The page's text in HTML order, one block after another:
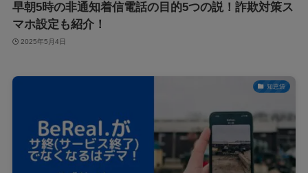
早朝5時の非通知着信電話の目的5つの説！詐欺対策ス
マホ設定も紹介！
2025年5月4日
知恵袋